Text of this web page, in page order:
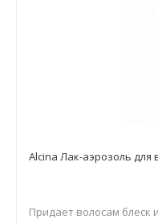
Alcina Лак-аэрозоль для
Придает волосам блеск